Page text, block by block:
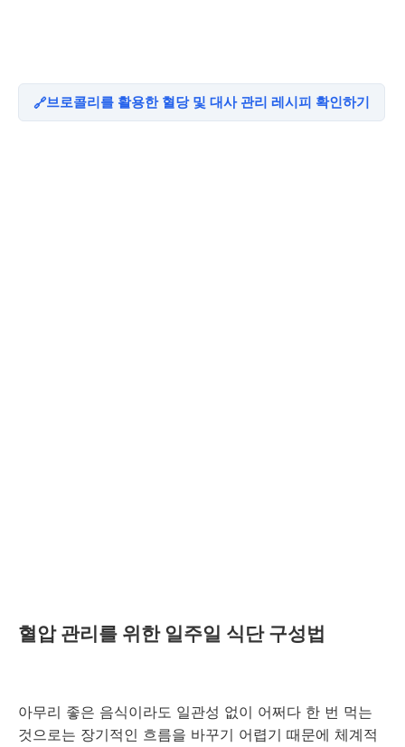
브로콜리를 활용한 혈당 및 대사 관리 레시피 확인하기
혈압 관리를 위한 일주일 식단 구성법
아무리 좋은 음식이라도 일관성 없이 어쩌다 한 번 먹는
것으로는 장기적인 흐름을 바꾸기 어렵기 때문에 체계적